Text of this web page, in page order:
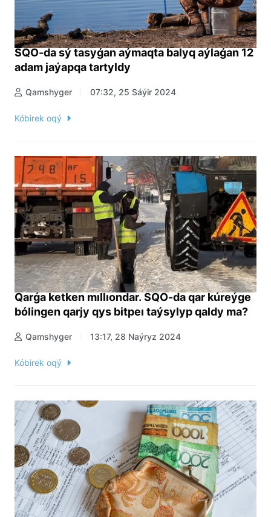
SQO-da sý tasyǵan aýmaqta balyq aýlaǵan 12
adam jaýapqa tartyldy
Qamshyger 07:32, 25 Sáýir 2024
Kóbirek oqý
Qarǵa ketken mıllıondar. SQO-da qar kúreýge
bólingen qarjy qys bitpeı taýsylyp qaldy ma?
Qamshyger 13:17, 28 Naýryz 2024
Kóbirek oqý